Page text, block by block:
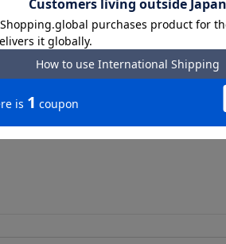
色が気に入り長く愛用したい。ポケットもあって便利